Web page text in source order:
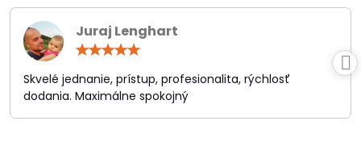
Juraj Lenghart
/
5
Skvelé jednanie, prístup, profesionalita, rýchlosť
dodania. Maximálne spokojný